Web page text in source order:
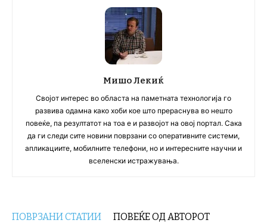
Мишо Лекиќ
Својот интерес во областа на паметната технологија го
развива одамна како хоби кое што прераснува во нешто
повеќе, па резултатот на тоа е и развојот на овој портал. Сака
да ги следи сите новини поврзани со оперативните системи,
апликациите, мобилните телефони, но и интересните научни и
вселенски истражувања.
ПОВРЗАНИ СТАТИИ ПОВЕЌЕ ОД АВТОРОТ